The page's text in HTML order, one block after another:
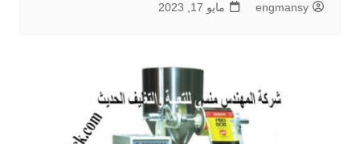
engmansy مايو 17, 2023